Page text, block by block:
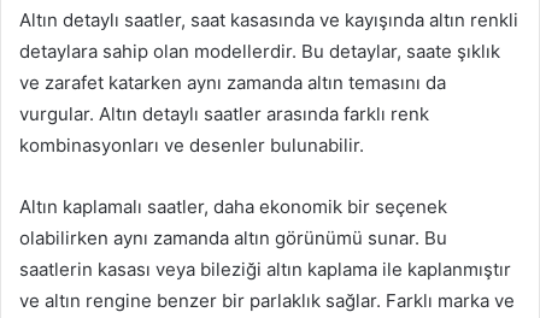
Altın detaylı saatler, saat kasasında ve kayışında altın renkli
detaylara sahip olan modellerdir. Bu detaylar, saate şıklık
ve zarafet katarken aynı zamanda altın temasını da
vurgular. Altın detaylı saatler arasında farklı renk
kombinasyonları ve desenler bulunabilir.
Altın kaplamalı saatler, daha ekonomik bir seçenek
olabilirken aynı zamanda altın görünümü sunar. Bu
saatlerin kasası veya bileziği altın kaplama ile kaplanmıştır
ve altın rengine benzer bir parlaklık sağlar. Farklı marka ve